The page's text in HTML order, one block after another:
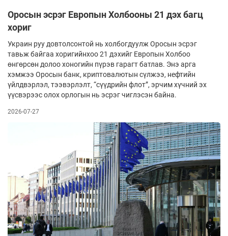
Оросын эсрэг Европын Холбооны 21 дэх багц
хориг
Украин руу довтолсонтой нь холбогдуулж Оросын эсрэг
тавьж байгаа хоригийнхоо 21 дэхийг Европын Холбоо
өнгөрсөн долоо хоногийн пүрэв гарагт батлав. Энэ арга
хэмжээ Оросын банк, криптовалютын сүлжээ, нефтийн
үйлдвэрлэл, тээвэрлэлт, “сүүдрийн флот”, эрчим хүчний эх
үүсвэрээс олох орлогын нь эсрэг чиглэсэн байна.
2026-07-27